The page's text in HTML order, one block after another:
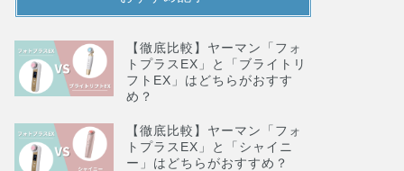
【徹底比較】ヤーマン「フォ
トプラスEX」と「ブライトリ
フトEX」はどちらがおすす
め？
【徹底比較】ヤーマン「フォ
トプラスEX」と「シャイニ
ー」はどちらがおすすめ？